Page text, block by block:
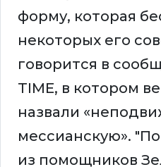
форму, которая
некоторых его
говорится в
TIME, в котором
назвали
мессианскую».
из помощников